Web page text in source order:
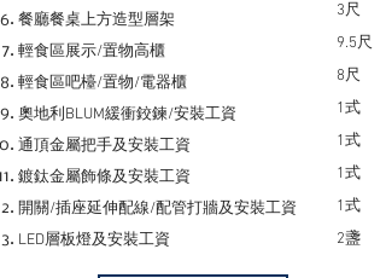
餐廳餐桌上方造型層架
輕食區展示/置物高櫃
輕食區吧檯/置物/電器櫃
奧地利BLUM緩衝鉸鍊/安裝工資
通頂金屬把手及安裝工資
鍍鈦金屬飾條及安裝工資
開關/插座延伸配線/配管打牆及安裝工資
LED層板燈及安裝工資
3尺
9.5尺
8尺
1式
1式
1式
1式
2盞